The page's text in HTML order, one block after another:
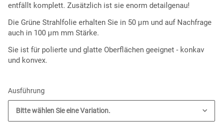
entfällt komplett. Zusätzlich ist sie enorm detailgenau!
Die Grüne Strahlfolie erhalten Sie in 50 µm und auf Nachfrage
auch in 100 µm mm Stärke.
Sie ist für polierte und glatte Oberflächen geeignet - konkav
und konvex.
Ausführung
Bitte wählen Sie eine Variation.